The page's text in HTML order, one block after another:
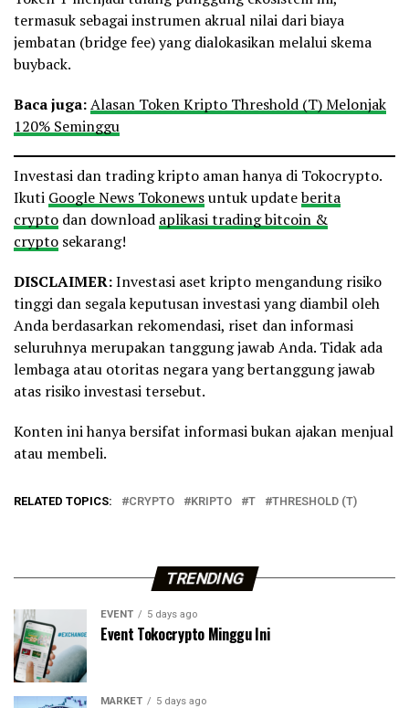
termasuk sebagai instrumen akrual nilai dari biaya
jembatan (bridge fee) yang dialokasikan melalui skema
buyback.
Baca juga:Alasan Token Kripto Threshold (T) Melonjak
120% Seminggu
Investasi dan trading kripto aman hanya di Tokocrypto.
Ikuti Google News Tokonewsuntuk updateberita
crypto dan download aplikasi trading bitcoin &
crypto sekarang!
DISCLAIMER:Investasi aset kripto mengandung risiko
tinggi dan segala keputusan investasi yang diambil oleh
Anda berdasarkan rekomendasi, riset dan informasi
seluruhnya merupakan tanggung jawab Anda. Tidak ada
lembaga atau otoritas negara yang bertanggung jawab
atas risiko investasi tersebut.
Konten ini hanya bersifat informasi bukan ajakan menjual
atau membeli.
RELATED TOPICS: CRYPTO KRIPTO T THRESHOLD (T)
TRENDING
EVENT 5 days ago
Event Tokocrypto Minggu Ini
MARKET 5 days ago